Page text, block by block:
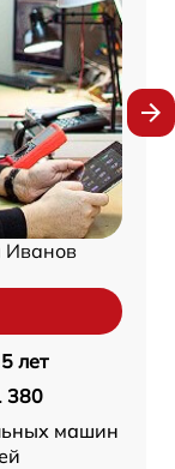
Иванов
5 лет
380
машин